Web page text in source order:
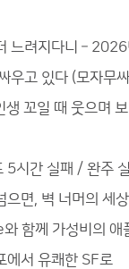
느려지다니 –
우고 있다 (모자
꼬일 때 웃으며
5시간 실패 / 완주
으면, 벽 너머의 세
함께 가성비의 애
에서 유쾌한 SF로